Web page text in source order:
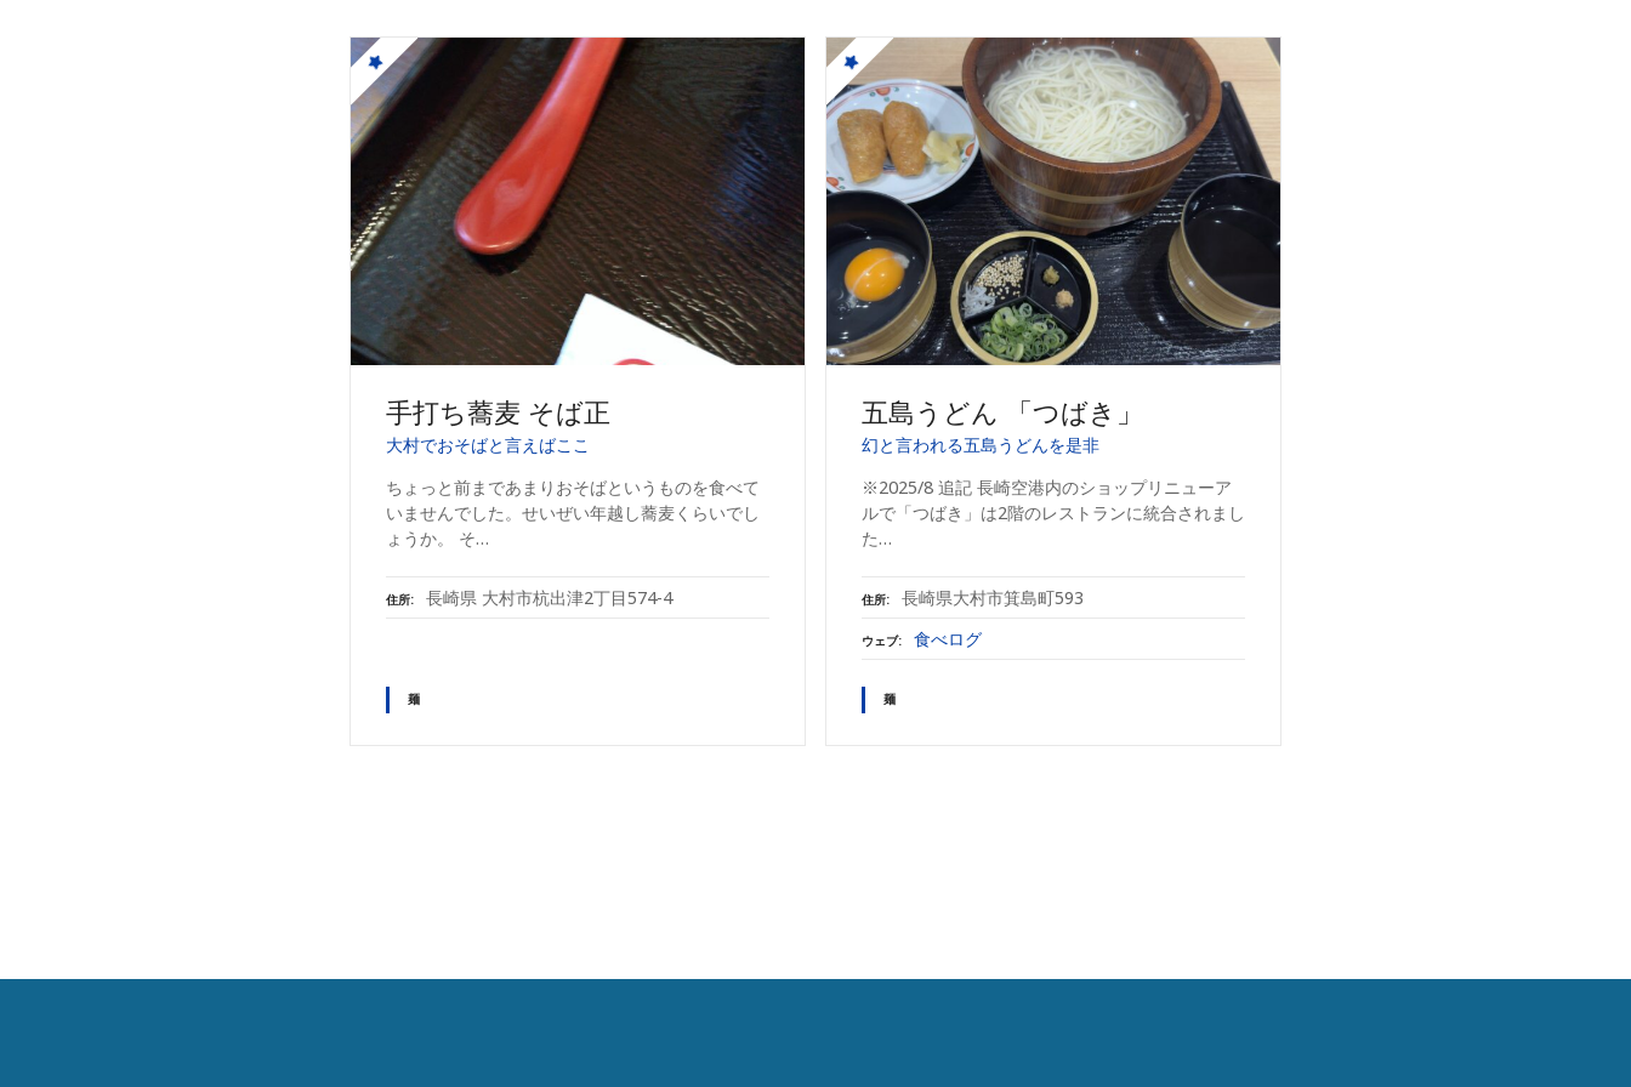
手打ち蕎麦 そば正
大村でおそばと言えばここ
ちょっと前まであまりおそばというものを食べて
いませんでした。せいぜい年越し蕎麦くらいでし
ょうか。 そ…
住所 長崎県 大村市杭出津2丁目574-4
麺
五島うどん 「つばき」
幻と言われる五島うどんを是非
※2025/8 追記 長崎空港内のショップリニューア
ルで「つばき」は2階のレストランに統合されまし
た…
住所 長崎県大村市箕島町593
ウェブ 食べログ
麺